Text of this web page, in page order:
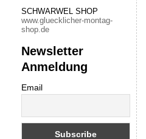
SCHWARWEL SHOP
www.gluecklicher-montag-
shop.de
Newsletter
Anmeldung
Email